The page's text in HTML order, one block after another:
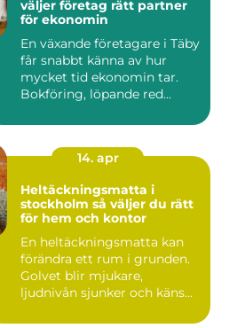
väljer företag rätt partner
för ekonomin
En växande företagare i Täby
får snabbt känna av hur
mycket tid ekonomin tar.
Bokföring, löpande red...
14. apr
Heltäckningsmatta i
stockholm så väljer du rätt
för hem och kontor
En heltäckningsmatta kan
förändra ett rum i grunden.
Golvet blir mjukare,
ljudnivån sjunker och käns...